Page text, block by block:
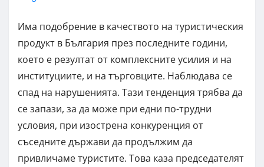
Има подобрение в качеството на туристическия
продукт в България през последните години,
което е резултат от комплексните усилия и на
институциите, и на търговците. Наблюдава се
спад на нарушенията. Тази тенденция трябва да
се запази, за да може при едни по-трудни
условия, при изострена конкуренция от
съседните държави да продължим да
привличаме туристите. Това каза председателят